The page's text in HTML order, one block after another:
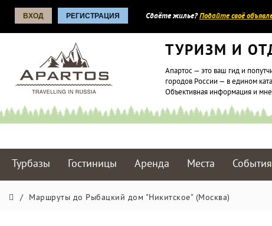
ВХОД РЕГИСТРАЦИЯ Сдаёте жилье?Подайте своё
ТУРИЗМ И
Апартос — это ваш гид и
городов России — в едином
Объективная информация и
Турбазы Гостиницы Аренда Места События
/ Маршруты до Рыбацкий дом "Никитское" (Москва)